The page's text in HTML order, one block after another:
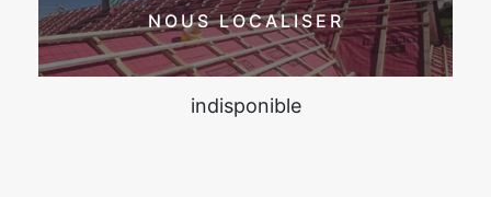
NOUS LOCALISER
indisponible